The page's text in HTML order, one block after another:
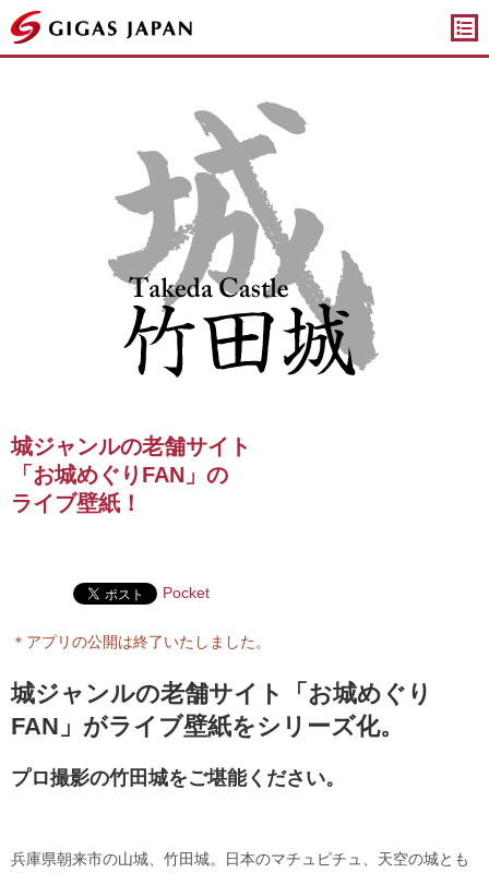
ギガスジャパン
城ジャンルの老舗サイト
「お城めぐりFAN」の
ライブ壁紙！
Pocket
＊アプリの公開は終了いたしました。
城ジャンルの老舗サイト「お城めぐり
FAN」がライブ壁紙をシリーズ化。
プロ撮影の竹田城をご堪能ください。
兵庫県朝来市の山城、竹田城。日本のマチュピチュ、天空の城とも